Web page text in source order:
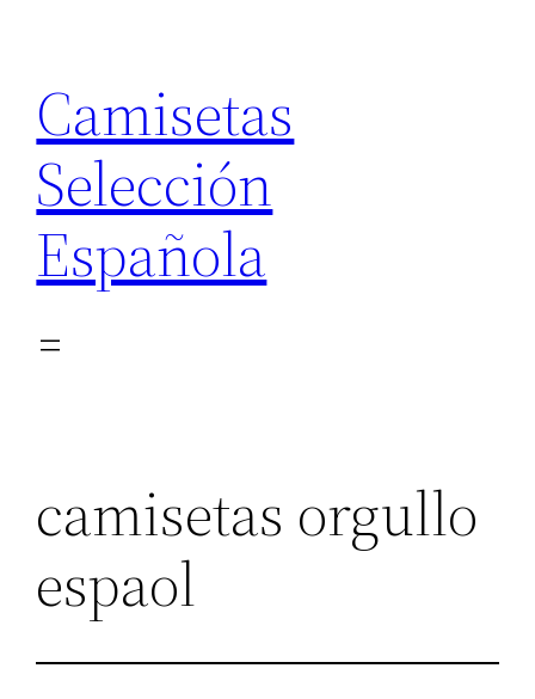
contenido
Camisetas
Selección
Española
camisetas orgullo
espaol